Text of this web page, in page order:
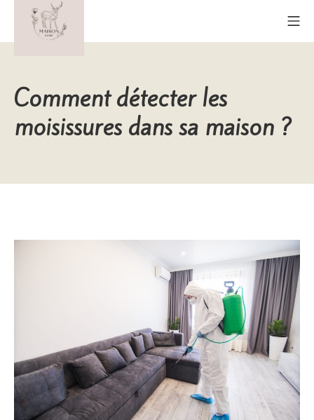
contenu
Comment détecter les
moisissures dans sa maison ?